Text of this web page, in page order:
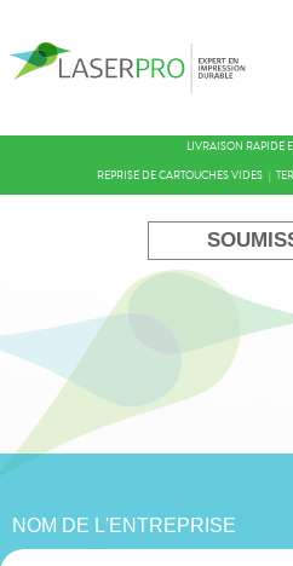
LIVRAISON RAPIDE
REPRISE DE CARTOUCHES VIDES
NOM DE L'ENTREPRISE